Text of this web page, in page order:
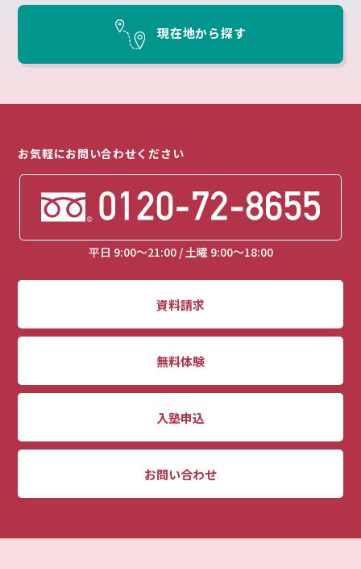
現在地から探す
お気軽にお問い合わせください
平日 9:00～21:00 / 土曜 9:00～18:00
資料請求
無料体験
入塾申込
お問い合わせ